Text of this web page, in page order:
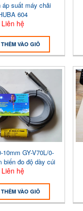
áp suất máy chải
604
Liên hệ
THÊM VÀO GIỎ
10mm GY-V70L/0-
biến đo độ dày cúi
Liên hệ
THÊM VÀO GIỎ